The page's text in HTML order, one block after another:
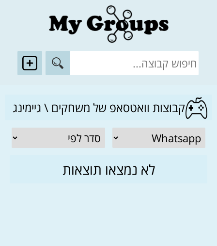
קבוצות וואטסאפ של משחקים \ גיימינג
לא נמצאו תוצאות